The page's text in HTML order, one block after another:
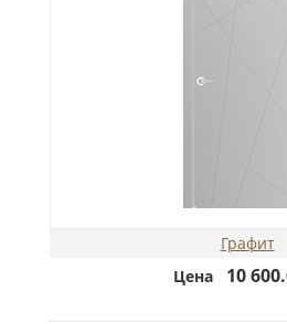
Графит
Цена
10